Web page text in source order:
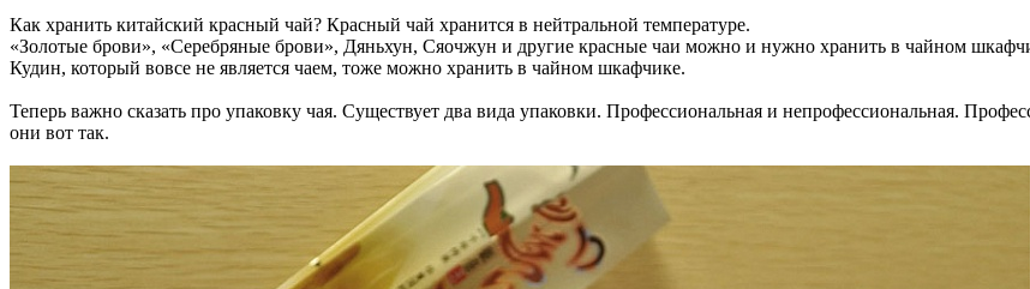
Как хранить китайский красный чай? Красный чай хранится в нейтральной температуре.
«Золотые брови», «Серебряные брови», Дяньхун, Сяочжун и другие красные чаи можно и нужно хранить в чайном
Кудин, который вовсе не является чаем, тоже можно хранить в чайном шкафчике.
Теперь важно сказать про упаковку чая. Существует два вида упаковки. Профессиональная и непрофессиональная.
они вот так.